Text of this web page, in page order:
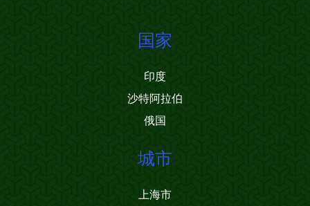
国家
印度
沙特阿拉伯
俄国
城市
上海市